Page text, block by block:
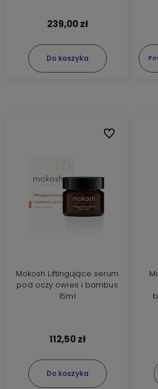
239,00 zł
Do koszyka
Mokosh Liftingujące serum
pod oczy owies i bambus
15ml
112,50 zł
Do koszyka
Do ulubionych